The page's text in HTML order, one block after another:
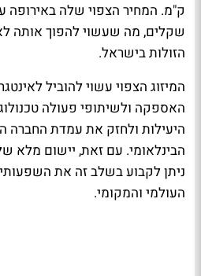
שקלים, מה שעשוי להפוך אותה
הזולות בישראל.
המיזוג הצפוי עשוי להוביל
האספקה ולשיתופי פעולה
היעילות ולחזק את עמדת
הבינלאומי. עם זאת, יישום מלא
ניתן לקבוע בשלב זה את
העולמי והמקומי.